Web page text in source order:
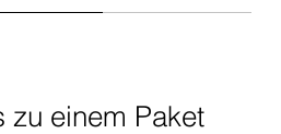
zu einem Paket